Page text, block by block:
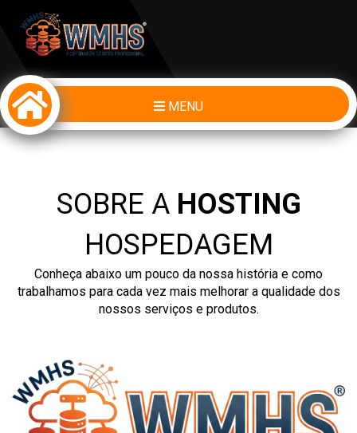
MENU
SOBRE A HOSTING
HOSPEDAGEM
Conheça abaixo um pouco da nossa história e como
trabalhamos para cada vez mais melhorar a qualidade dos
nossos serviços e produtos.